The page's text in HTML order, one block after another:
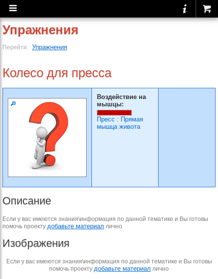
Упражнения
Перейти: Упражнения
Колесо для пресса
Воздействие на
мышцы:
Пресс : Прямая
мышца живота
Описание
Если у вас имеются знания\информация по данной тематике и Вы готовы
помочь проекту добавьте материал лично
Изображения
Если у вас имеются знания\информация по данной тематике и Вы готовы
помочь проекту добавьте материал лично